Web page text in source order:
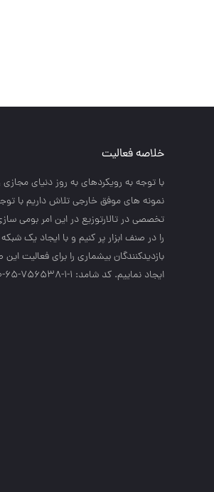
خلاصه فعالیت
با توجه به رويكردهاي به روز دنياي مجازي
نمونه هاي موفق خارجي تلاش داريم با
تخصصي در تالارتوزيع در اين امر بومي
را در صنف ابزار پر كنيم و با ايجاد يك
بازديدكنندگان بيشماري را براي فعاليت
ايجاد نماييم. کد شامد: 1-1-756538-65-0-2